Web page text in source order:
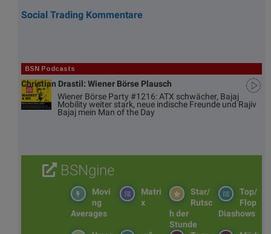
Social Trading Kommentare
BSN Podcasts
Christian Drastil: Wiener Börse Plausch
Wiener Börse Party #1216: ATX schwächer, Bajaj
Mobility weiter stark, neue indische Freunde und Rajiv
Bajaj mein Man of the Day
BSNgine
Top/
Flop
Diashows
Star/
Rutsc
h der
Stunde
Matri
x
Movi
ng
Averages